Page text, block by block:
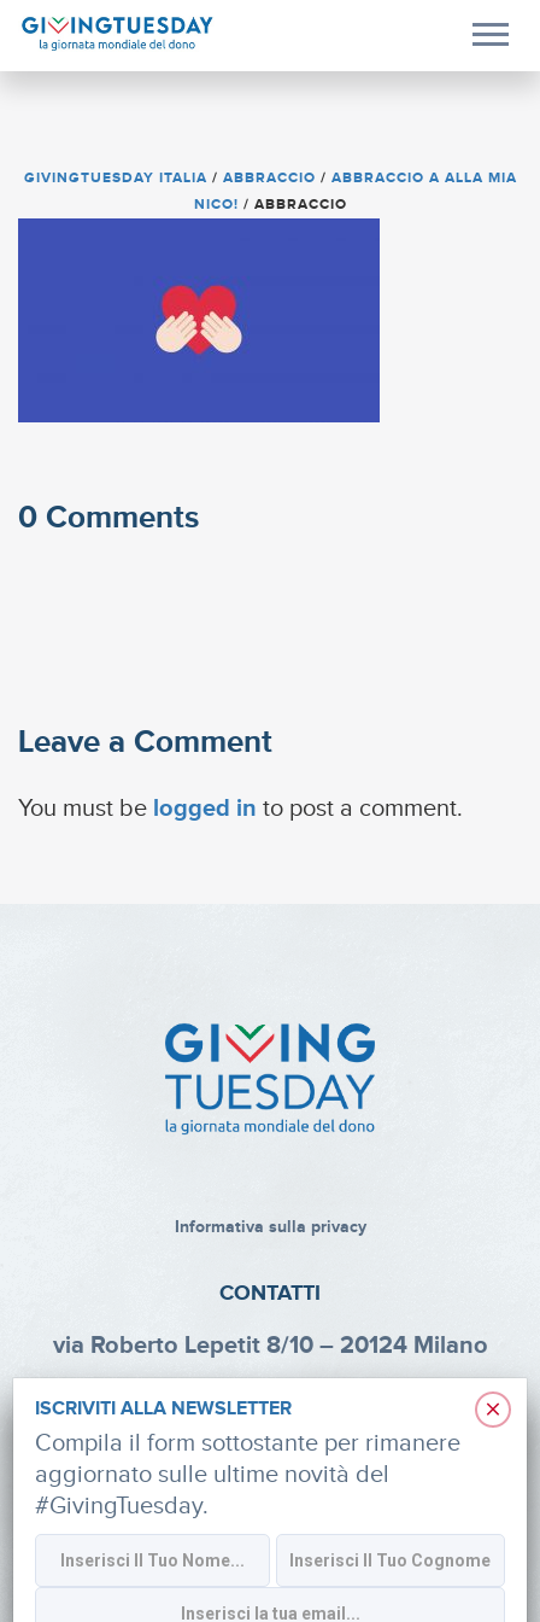
GIVINGTUESDAY ITALIA / ABBRACCIO / ABBRACCIO A ALLA MIA
NICO! / ABBRACCIO
0 Comments
Leave a Comment
You must be logged in to post a comment.
Informativa sulla privacy
CONTATTI
via Roberto Lepetit 8/10 – 20124 Milano
Tel: +39 02 47924880
CF: 91374340379
SOCIAL
×
ISCRIVITI ALLA NEWSLETTER
Compila il form sottostante per rimanere
aggiornato sulle ultime novità del
#GivingTuesday.